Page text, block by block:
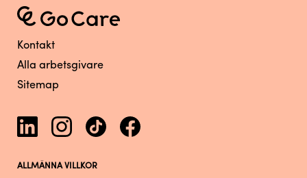
Kontakt
Alla arbetsgivare
Sitemap
ALLMÄNNA VILLKOR